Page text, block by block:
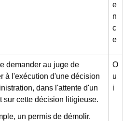
e
n
c
e
demander au juge de
à l'exécution d'une décision
dans l'attente d'un
sur cette décision litigieuse.
un permis de démolir.
O
u
i